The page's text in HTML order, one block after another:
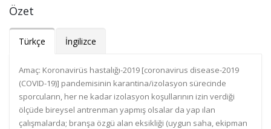
Özet
Türkçe İngilizce
Amaç: Koronavirüs hastalığı-2019 [coronavirus disease-2019
(COVID-19)] pandemisinin karantina/izolasyon sürecinde
sporcuların, her ne kadar izolasyon koşullarının izin verdiği
ölçüde bireysel antrenman yapmış olsalar da yap ılan
çalışmalarda; branşa özgü alan eksikliği (uygun saha, ekipman